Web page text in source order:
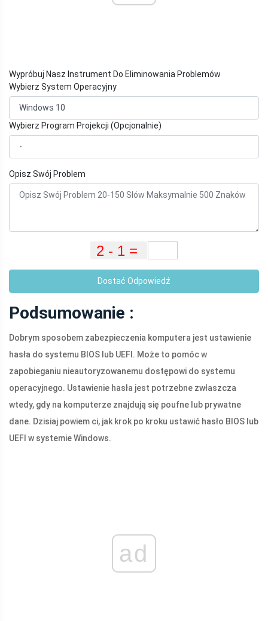
Wypróbuj Nasz Instrument Do Eliminowania Problemów
Wybierz System Operacyjny
Wybierz Program Projekcji (Opcjonalnie)
Opisz Swój Problem
Dostać Odpowiedź
Podsumowanie :
Dobrym sposobem zabezpieczenia komputera jest ustawienie
hasła do systemu BIOS lub UEFI. Może to pomóc w
zapobieganiu nieautoryzowanemu dostępowi do systemu
operacyjnego. Ustawienie hasła jest potrzebne zwłaszcza
wtedy, gdy na komputerze znajdują się poufne lub prywatne
dane. Dzisiaj powiem ci, jak krok po kroku ustawić hasło BIOS lub
UEFI w systemie Windows.
ad